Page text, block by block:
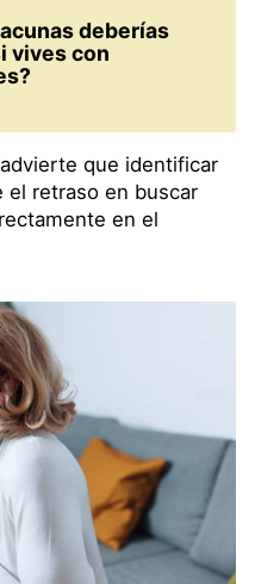
deberías
vives con
que identificar
el retraso en buscar
en el